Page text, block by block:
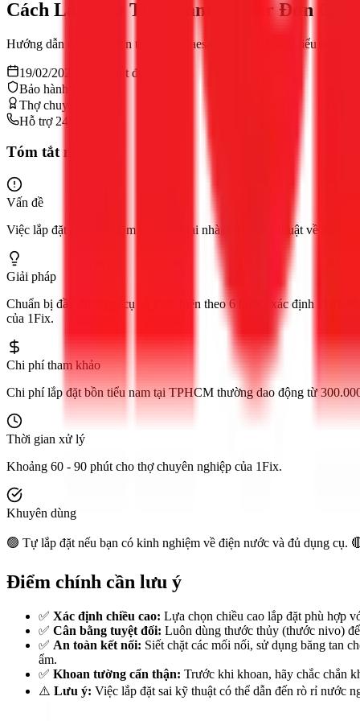
Cách Lắp Bồn Tiểu Nam Caesar Đơn
Hướng dẫn cách lắp bồn tiểu nam Caesar và cách lắp đặt tiểu nam
19/02/2026
phút đọc
Bảo hành 12 tháng
Thợ chuyên nghiệp
Hỗ trợ 24/7
Tóm tắt nhanh
Vấn đề
Việc lắp đặt bồn tiểu nam cảm ứng tại nhà đòi hỏi kỹ thuật về điện
Giải pháp
Chuẩn bị đầy đủ dụng cụ và thực hiện theo 6 bước: xác định vị trí,
của 1Fix.
Chi phí tham khảo
Chi phí lắp đặt bồn tiểu nam tại TPHCM thường dao động từ
Thời gian xử lý
Khoảng 60 - 90 phút cho thợ chuyên nghiệp của 1Fix.
Khuyên dùng
🟢 Tự lắp đặt nếu bạn có kinh nghiệm về điện nước và đủ dụng cụ.
Điểm chính cần lưu ý
✅ Xác định chiều cao: Lựa chọn chiều cao lắp đặt phù hợp
✅ Cân bằng tuyệt đối: Luôn dùng thước thủy (thước nivo)
✅ An toàn kết nối: Siết chặt các mối nối, sử dụng băng tan
ẩm.
✅ Khoan tường cẩn thận: Trước khi khoan, hãy chắc chắn
⚠️ Lưu ý: Việc lắp đặt sai kỹ thuật có thể dẫn đến rò rỉ nước